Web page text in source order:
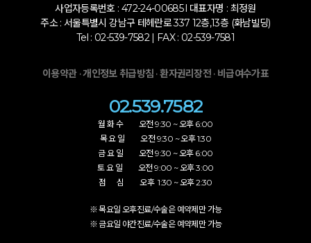
사업자등록번호 : 472-24-00685 l 대표자명 : 최정원
주소 : 서울특별시 강남구 테헤란로 337 12층,13층 (화남빌딩)
Tel : 02-539-7582 | FAX : 02-539-7581
이용약관·개인정보 취급방침 ·환자권리장전 · 비급여수가표
02.539.7582
월 화 수 오전 9:30 ~ 오후 6:00
목 요 일 오전 9:30 ~ 오후 1:30
금 요 일 오전 9:30 ~ 오후 6:00
토 요 일 오전 9:00 ~ 오후 3:00
점 심 오후 1:30 ~ 오후 2:30
※ 목요일 오후진료/수술은 예약제만 가능
※ 금요일 야간진료/수술은 예약제만 가능